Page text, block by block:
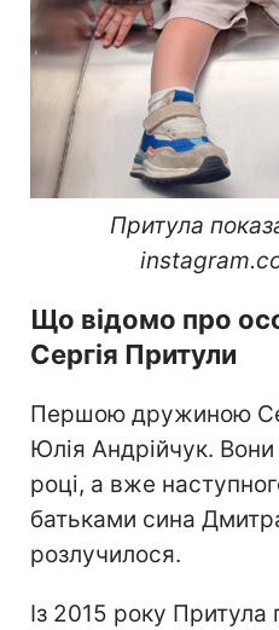
Притула
Що відомо про
Сергія Притули
Першою дружиною
Юлія Андрійчук.
році, а вже
батьками сина
розлучилося.
Із 2015 року